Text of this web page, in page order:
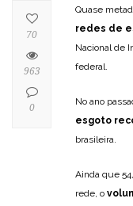
Quase
redes de
Nacional de
federal.
No ano
esgoto
brasileira.
Ainda que
rede, o
70
963
0